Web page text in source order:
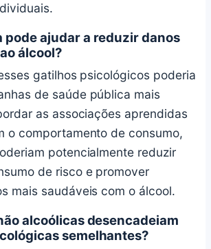
pode ajudar a reduzir danos
álcool?
gatilhos psicológicos poderia
de saúde pública mais
as associações aprendidas
o comportamento de consumo,
potencialmente reduzir
de risco e promover
mais saudáveis com o álcool.
alcoólicas desencadeiam
semelhantes?